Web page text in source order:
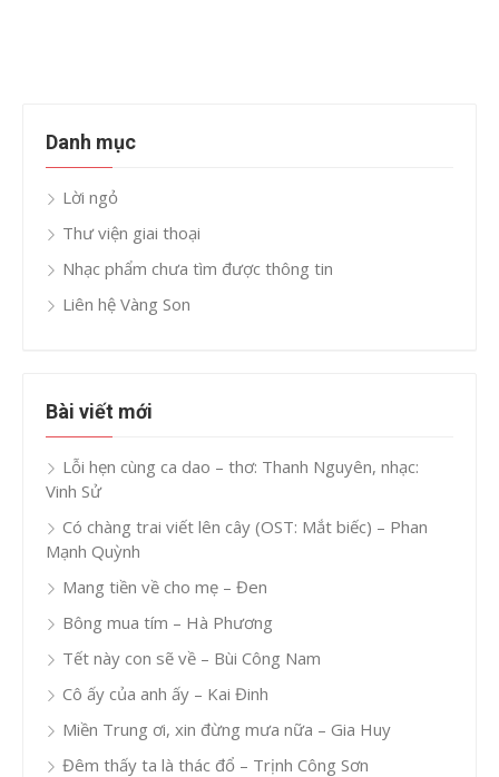
Danh mục
Lời ngỏ
Thư viện giai thoại
Nhạc phẩm chưa tìm được thông tin
Liên hệ Vàng Son
Bài viết mới
Lỗi hẹn cùng ca dao – thơ: Thanh Nguyên, nhạc:
Vinh Sử
Có chàng trai viết lên cây (OST: Mắt biếc) – Phan
Mạnh Quỳnh
Mang tiền về cho mẹ – Đen
Bông mua tím – Hà Phương
Tết này con sẽ về – Bùi Công Nam
Cô ấy của anh ấy – Kai Đinh
Miền Trung ơi, xin đừng mưa nữa – Gia Huy
Đêm thấy ta là thác đổ – Trịnh Công Sơn